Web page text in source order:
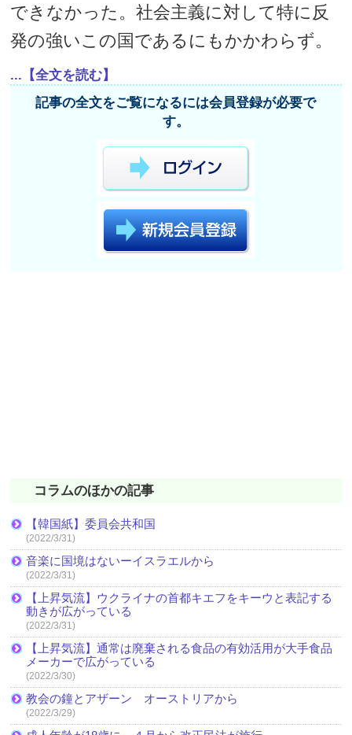
できなかった。社会主義に対して特に反
発の強いこの国であるにもかかわらず。
...【全文を読む】
記事の全文をご覧になるには会員登録が必要で
す。
コラムのほかの記事
【韓国紙】委員会共和国
(2022/3/31)
音楽に国境はないーイスラエルから
(2022/3/31)
【上昇気流】ウクライナの首都キエフをキーウと表記する
動きが広がっている
(2022/3/31)
【上昇気流】通常は廃棄される食品の有効活用が大手食品
メーカーで広がっている
(2022/3/30)
教会の鐘とアザーン オーストリアから
(2022/3/29)